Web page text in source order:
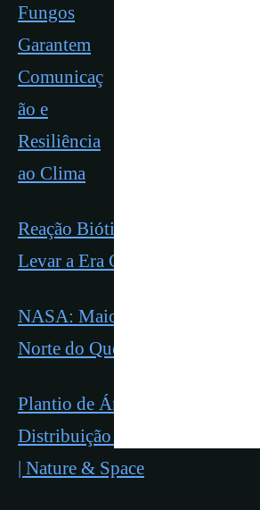
Fungos
Garantem
Comunicaç
ão e
Resiliência
ao Clima
Reação Biótica a Mudança
Levar a Era Glacial
NASA: Maior Emissão de Co2
Norte do Que o Sul
Plantio de Árvores em Toda
Distribuição da Água Via
| Nature & Space